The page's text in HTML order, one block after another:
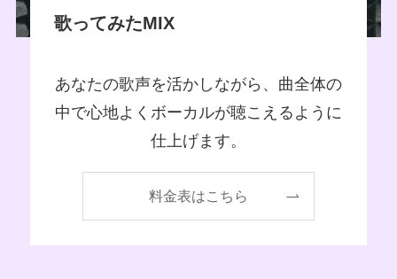
歌ってみたMIX
あなたの歌声を活かしながら、曲全体の
中で心地よくボーカルが聴こえるように
仕上げます。
料金表はこちら